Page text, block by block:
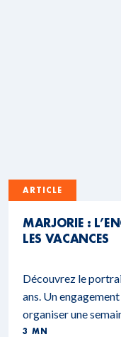
ARTICLE
MARJORIE :
LES VACANCES
Découvrez le
ans. Un
organiser une
3 MN